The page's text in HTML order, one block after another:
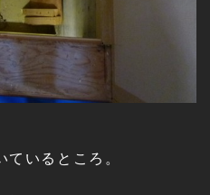
いるところ。